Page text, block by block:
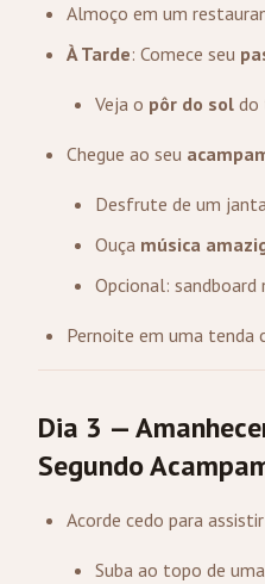
Almoço em um
À Tarde: Comece seu
Veja o pôr do sol do
Chegue ao seu
Desfrute de um
Ouça música
Opcional: sandboard
Pernoite em uma tenda
Dia 3 —
Segundo
Acorde cedo para
Suba ao topo de